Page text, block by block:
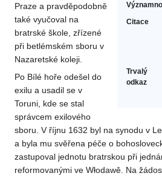
Citace
Trvalý
odkaz
Praze a pravděpodobně
také vyučoval na
bratrské škole, zřízené
při betlémském sboru v
Nazaretské koleji.
Po Bílé hoře odešel do
exilu a usadil se v
Toruni, kde se stal
správcem exilového
sboru. V říjnu 1632 byl na synodu v
a byla mu svěřena péče o
zastupoval jednotu bratrskou při
reformovanými ve Włodawě. Na